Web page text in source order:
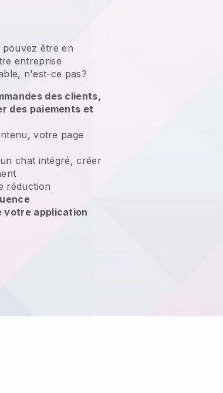
pouvez être en
entreprise
n'est-ce pas?
des clients,
des paiements et
votre page
chat intégré, créer
réduction
votre application